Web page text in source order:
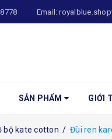
Email:
SẢN PHẨM GIỚI
bộ kate cotton / Đùi ren